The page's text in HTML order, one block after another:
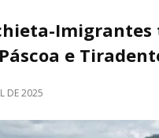
Imigrantes
e
DE 2025